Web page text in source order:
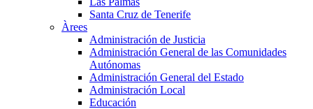
Santa Cruz de Tenerife
Àrees
Administración de Justicia
Administración General de las Comunidades
Autónomas
Administración General del Estado
Administración Local
Educación